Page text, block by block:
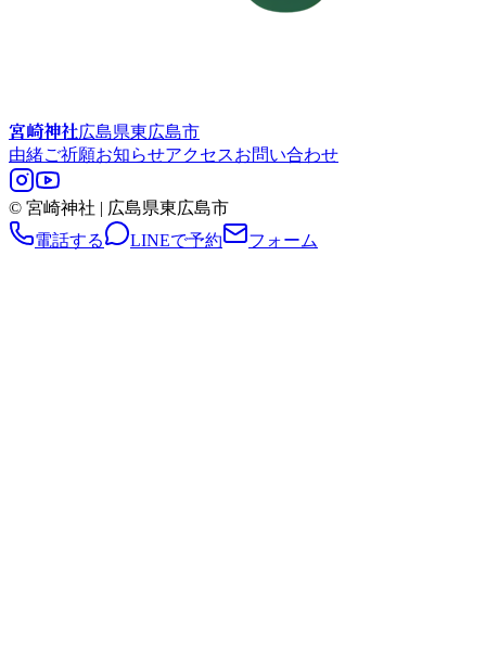
宮崎神社広島県東広島市
由緒ご祈願お知らせアクセスお問い合わせ
© 宮崎神社 | 広島県東広島市
電話する
LINEで予約 フォーム